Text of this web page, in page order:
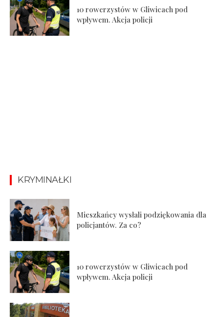
10 rowerzystów w Gliwicach pod
wpływem. Akcja policji
KRYMINAŁKI
Mieszkańcy wysłali podziękowania dla
policjantów. Za co?
10 rowerzystów w Gliwicach pod
wpływem. Akcja policji